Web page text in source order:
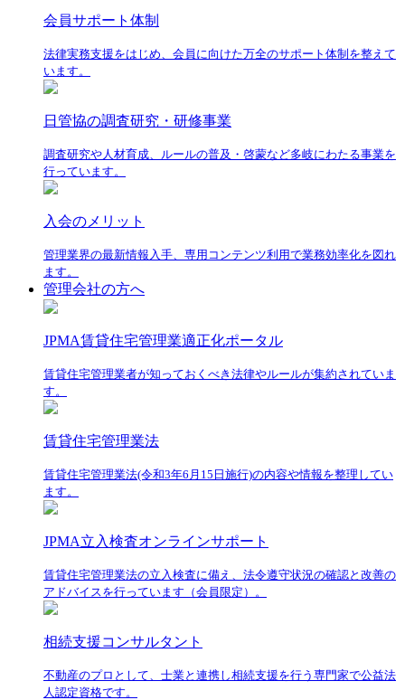
会員サポート体制
法律実務支援をはじめ、会員に向けた万全のサポート体制を整えて
います。
日管協の調査研究・研修事業
調査研究や人材育成、ルールの普及・啓蒙など多岐にわたる事業を
行っています。
入会のメリット
管理業界の最新情報入手、専用コンテンツ利用で業務効率化を図れ
ます。
管理会社の方へ
JPMA賃貸住宅管理業適正化ポータル
賃貸住宅管理業者が知っておくべき法律やルールが集約されていま
す。
賃貸住宅管理業法
賃貸住宅管理業法(令和3年6月15日施行)の内容や情報を整理してい
ます。
JPMA立入検査オンラインサポート
賃貸住宅管理業法の立入検査に備え、法令遵守状況の確認と改善の
アドバイスを行っています（会員限定）。
相続支援コンサルタント
不動産のプロとして、士業と連携し相続支援を行う専門家で公益法
人認定資格です。